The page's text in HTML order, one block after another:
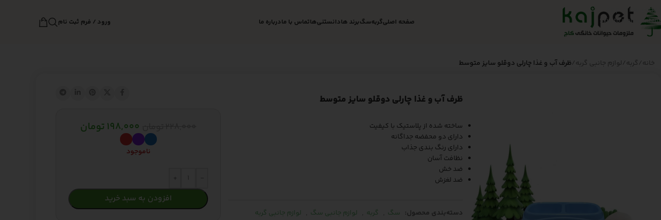
Skip to navigation
Skip to main content
صفحه اصلیگربهسگبرند هادانستنی‌هاتماس با مادرباره ما ورود / فرم ثبت نام
خانه/گربه/ لوازم جانبی گربه/ظرف آب و غذا چارلی دوقلو سایز متوسط
ظرف آب و غذا چارلی دوقلو سایز متوسط
ساخته شده از پلاستیک با کیفیت
دارای دو محفضه جداگانه
دارای رنگ بندی جذاب
نظافت آسان
ضد خش
ضد لغزش
دسته‌بندی محصول: سگ , گربه , لوازم جانبی سگ , لوازم جانبی گربه
198,000تومان
ناموجود
+
افزودن به سبد خرید